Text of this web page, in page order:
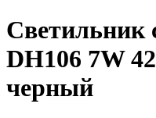
Светильник
DH106 7W
черный